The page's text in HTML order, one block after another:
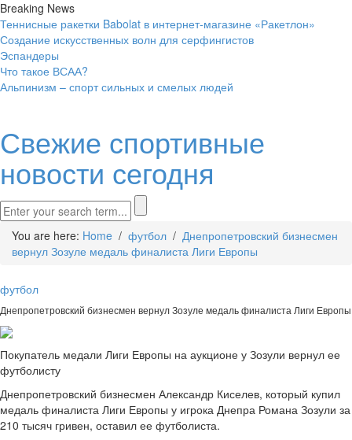
Breaking News
Теннисные ракетки Babolat в интернет-магазине «Ракетлон»
Создание искусственных волн для серфингистов
Эспандеры
Что такое ВСАА?
Альпинизм – спорт сильных и смелых людей
Свежие спортивные
новости сегодня
You are here: Home / футбол / Днепропетровский бизнесмен
вернул Зозуле медаль финалиста Лиги Европы
футбол
Днепропетровский бизнесмен вернул Зозуле медаль финалиста Лиги Европы
Покупатель медали Лиги Европы на аукционе у Зозули вернул ее
футболисту
Днепропетровский бизнесмен Александр Киселев, который купил
медаль финалиста Лиги Европы у игрока Днепра Романа Зозули за
210 тысяч гривен, оставил ее футболиста.